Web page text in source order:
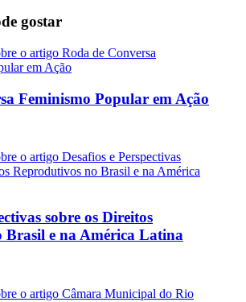
gostar
Feminismo Popular em Ação
sobre os Direitos
Brasil e na América Latina